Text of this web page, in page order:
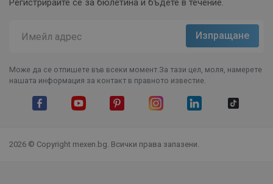
Регистрирайте се за бюлетина и бъдете в течение.
Може да се отпишете във всеки момент.За тази цел, моля, намерете
нашата информация за контакт в правното известие.
2026 © Copyright mexen.bg. Всички права запазени.